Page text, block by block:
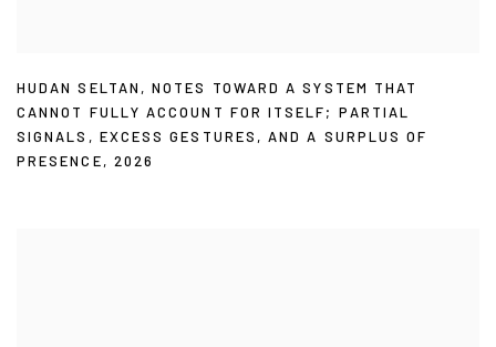
HUDAN SELTAN ,NOTES TOWARD A SYSTEM THAT
CANNOT FULLY ACCOUNT FOR ITSELF; PARTIAL
SIGNALS , EXCESS GESTURES ,AND A SURPLUS OF
PRESENCE, 2026